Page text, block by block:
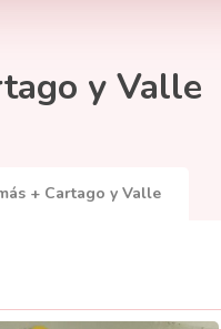
y Valle
+ Cartago y Valle